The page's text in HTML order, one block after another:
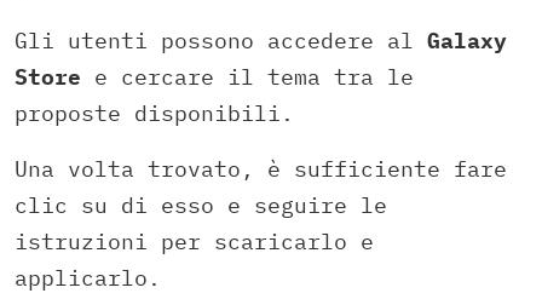
Gli utenti possono accedere al Galaxy
Store e cercare il tema tra le
proposte disponibili.
Una volta trovato, è sufficiente fare
clic su di esso e seguire le
istruzioni per scaricarlo e
applicarlo.